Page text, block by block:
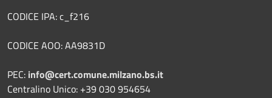
CODICE IPA: c_f216
CODICE AOO: AA9831D
PEC: info@cert.comune.milzano.bs.it
Centralino Unico: +39 030 954654